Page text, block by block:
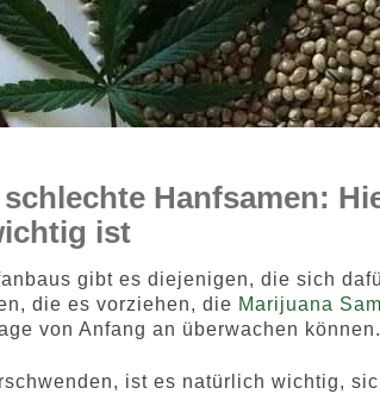
Hanfsamen:
ist
gibt es diejenigen, die sich
die es vorziehen, die Marijuana
von Anfang an überwachen können.
ist es natürlich wichtig,